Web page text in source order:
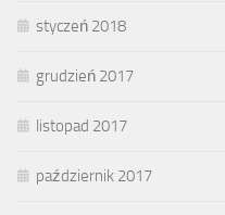
styczeń 2018
grudzień 2017
listopad 2017
październik 2017